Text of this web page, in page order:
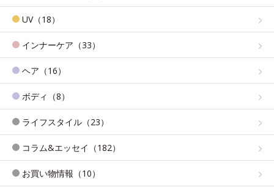
UV（18）
インナーケア（33）
ヘア（16）
ボディ（8）
ライフスタイル（23）
コラム&エッセイ（182）
お買い物情報（10）